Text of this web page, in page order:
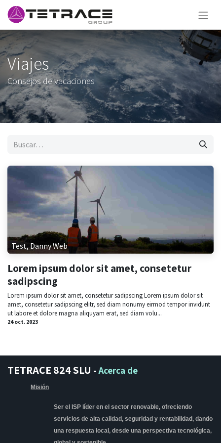
Viajes
Consejos de vacaciones
Test, Danny Web
Lorem ipsum dolor sit amet, consetetur
sadipscing
Lorem ipsum dolor sit amet, consetetur sadipscing Lorem ipsum dolor sit
amet, consetetur sadipscing elitr, sed diam nonumy eirmod tempor invidunt
ut labore et dolore magna aliquyam erat, sed diam volu...
24 oct. 2023
TETRACE 824 SLU -Acerca de
Misión
Ser el ISP líder en el sector renovable, ofreciendo
servicios de alta calidad, seguridad y rentabilidad, dando
una respuesta local, desde una perspectiva tecnológica,